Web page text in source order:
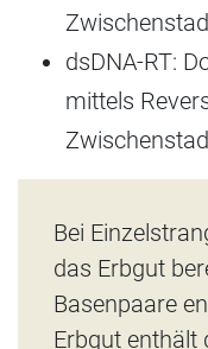
dsDNA-RT:
mittels
Bei
das Erbgut
Basenpaare
Erbgut enthält